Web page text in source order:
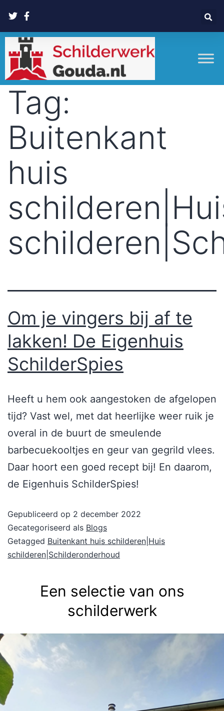
Tag:
Buitenkant
huis
Om je vingers bij af te
lakken! De Eigenhuis
SchilderSpies
Heeft u hem ook aangestoken de afgelopen
tijd? Vast wel, met dat heerlijke weer ruik je
overal in de buurt de smeulende
barbecuekooltjes en geur van gegrild vlees.
Daar hoort een goed recept bij! En daarom,
de Eigenhuis SchilderSpies!
Gepubliceerd op 2 december 2022
Gecategoriseerd als Blogs
Getagged Buitenkant huis schilderen|Huis
schilderen|Schilderonderhoud
Een selectie van ons
schilderwerk